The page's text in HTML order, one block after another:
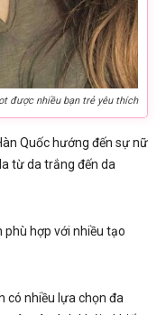
được nhiều bạn trẻ yêu thích
Quốc hướng đến sự nữ
từ da trắng đến da
hợp với nhiều tạo
có nhiều lựa chọn đa